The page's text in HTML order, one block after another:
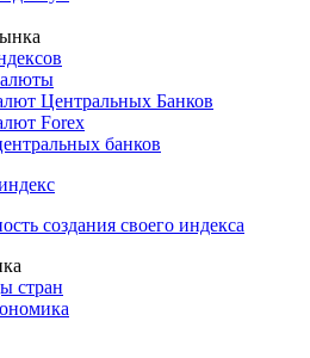
Центральных Банков
Forex
банков
создания своего индекса
стран